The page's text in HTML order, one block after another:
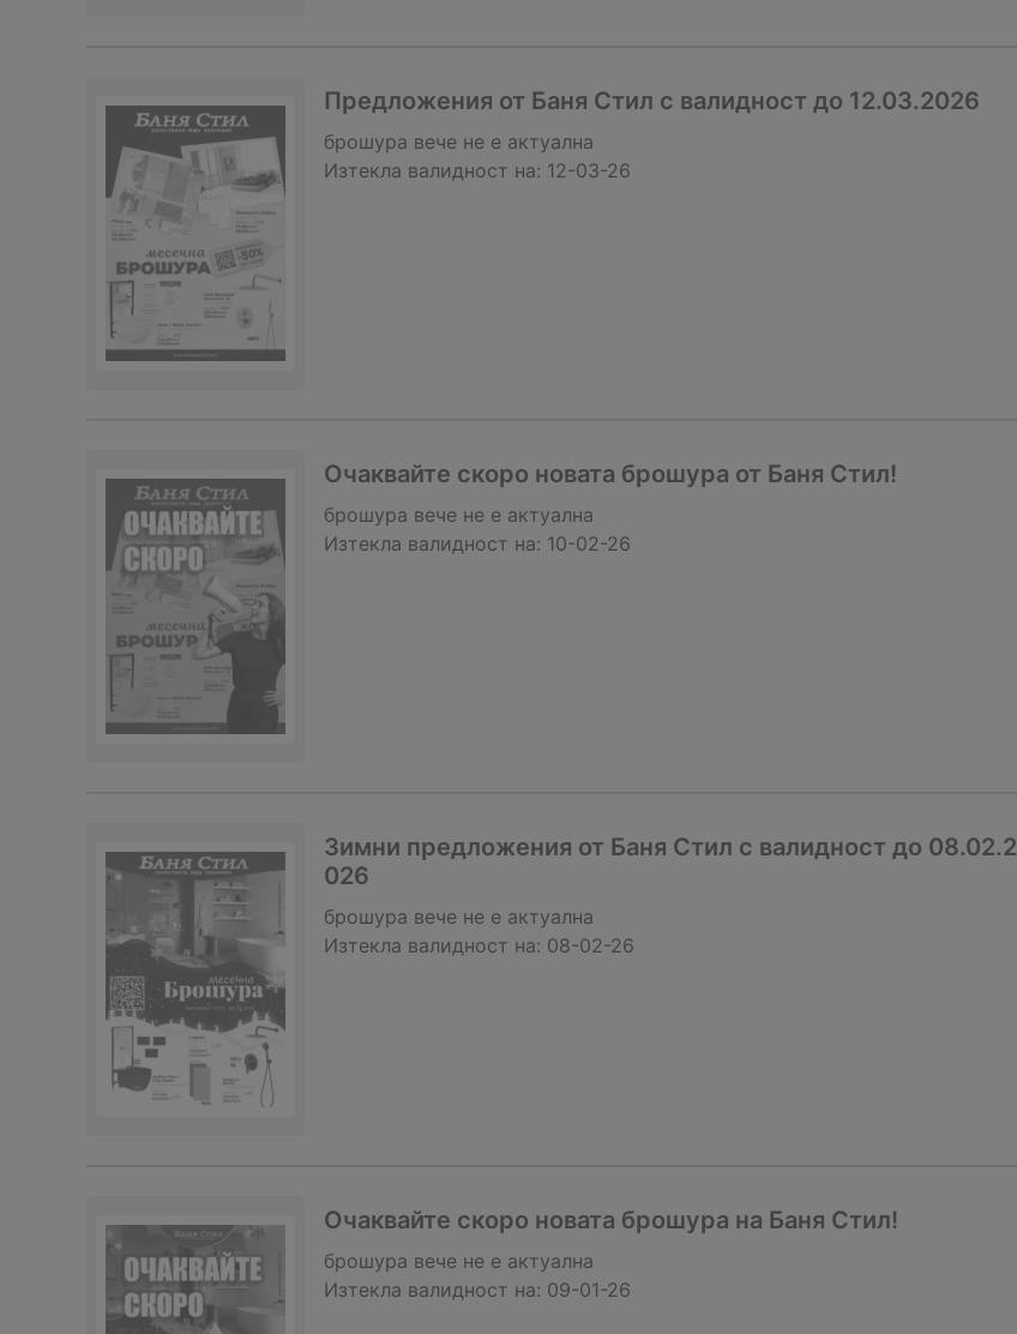
Предложения от Баня Стил с валидност до 12.03.2026
брошура вече не е актуална
Изтекла валидност на: 12-03-26
Очаквайте скоро новата брошура от Баня Стил!
брошура вече не е актуална
Изтекла валидност на: 10-02-26
Зимни предложения от Баня Стил с валидност до 08.02.2
026
брошура вече не е актуална
Изтекла валидност на: 08-02-26
Очаквайте скоро новата брошура на Баня Стил!
брошура вече не е актуална
Изтекла валидност на: 09-01-26